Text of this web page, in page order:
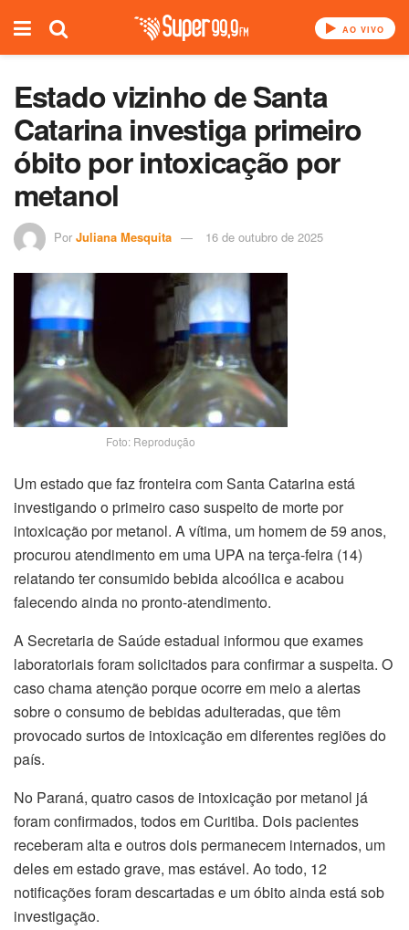
AO VIVO
Estado vizinho de Santa
Catarina investiga primeiro
óbito por intoxicação por
metanol
Por Juliana Mesquita 16 de outubro de 2025
Foto: Reprodução
Um estado que faz fronteira com Santa Catarina está
investigando o primeiro caso suspeito de morte por
intoxicação por metanol. A vítima, um homem de 59 anos,
procurou atendimento em uma UPA na terça-feira (14)
relatando ter consumido bebida alcoólica e acabou
falecendo ainda no pronto-atendimento.
A Secretaria de Saúde estadual informou que exames
laboratoriais foram solicitados para confirmar a suspeita. O
caso chama atenção porque ocorre em meio a alertas
sobre o consumo de bebidas adulteradas, que têm
provocado surtos de intoxicação em diferentes regiões do
país.
No Paraná, quatro casos de intoxicação por metanol já
foram confirmados, todos em Curitiba. Dois pacientes
receberam alta e outros dois permanecem internados, um
deles em estado grave, mas estável. Ao todo, 12
notificações foram descartadas e um óbito ainda está sob
investigação.